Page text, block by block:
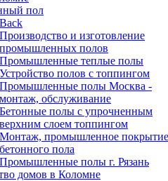
пол
Back
Производство и изготовление
промышленных полов
Промышленные теплые полы
Устройство полов с топпингом
Промышленные полы Москва -
монтаж, обслуживание
Бетонные полы с упрочненным
верхним слоем топпингом
Монтаж, промышленное покрытие
бетонного пола
Промышленные полы г. Рязань
домов в Коломне